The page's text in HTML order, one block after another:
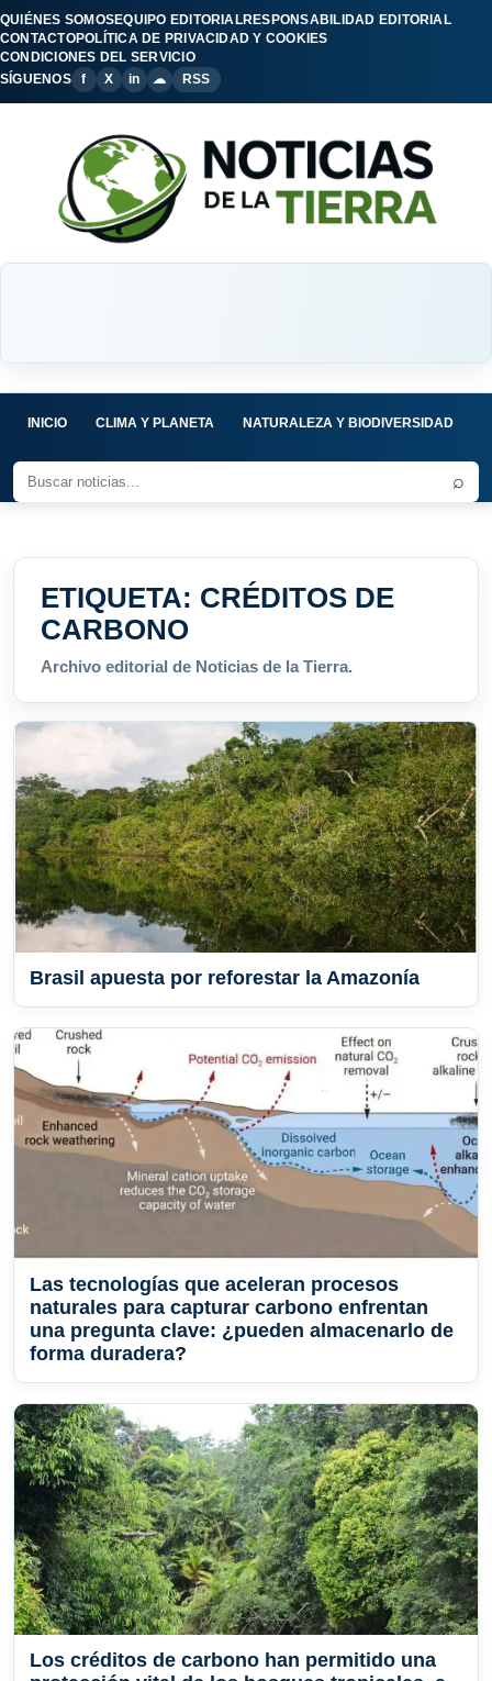
QUIÉNES SOMOSEQUIPO EDITORIALRESPONSABILIDAD EDITORIAL
CONTACTOPOLÍTICA DE PRIVACIDAD Y COOKIES
CONDICIONES DEL SERVICIO
SÍGUENOS
f X in ☁ RSS
INICIO CLIMA Y PLANETA NATURALEZA Y BIODIVERSIDAD
⌕
ETIQUETA: CRÉDITOS DE
CARBONO
Archivo editorial de Noticias de la Tierra.
Brasil apuesta por reforestar la Amazonía
Las tecnologías que aceleran procesos
naturales para capturar carbono enfrentan
una pregunta clave: ¿pueden almacenarlo de
forma duradera?
Los créditos de carbono han permitido una